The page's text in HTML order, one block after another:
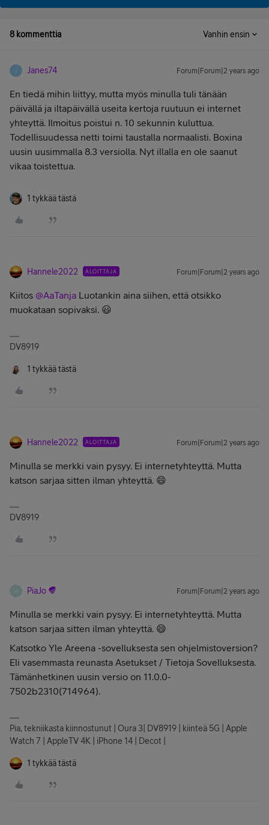
8 kommenttia Vanhin ensin
J Janes74 Forum|Forum|2 years ago
En tiedä mihin liittyy, mutta myös minulla tuli tänään
päivällä ja iltapäivällä useita kertoja ruutuun ei internet
yhteyttä. Ilmoitus poistui n. 10 sekunnin kuluttua.
Todellisuudessa netti toimi taustalla normaalisti. Boxina
uusin uusimmalla 8.3 versiolla. Nyt illalla en ole saanut
vikaa toistettua.
1 tykkää tästä
Hannele2022 ALOITTAJA Forum|Forum|2 years ago
Kiitos @AaTanja Luotankin aina siihen, että otsikko
muokataan sopivaksi. 😃
DV8919
1 tykkää tästä
Hannele2022 ALOITTAJA Forum|Forum|2 years ago
Minulla se merkki vain pysyy. Ei internetyhteyttä. Mutta
katson sarjaa sitten ilman yhteyttä. 😄
DV8919
PiaJo Forum|Forum|2 years ago
Minulla se merkki vain pysyy. Ei internetyhteyttä. Mutta
katson sarjaa sitten ilman yhteyttä. 😄
Katsotko Yle Areena -sovelluksesta sen ohjelmistoversion?
Eli vasemmasta reunasta Asetukset / Tietoja Sovelluksesta.
Tämänhetkinen uusin versio on 11.0.0-
7502b2310(714964).
Pia, tekniikasta kiinnostunut | Oura 3| DV8919 | kiinteä 5G | Apple
Watch 7 | AppleTV 4K | iPhone 14 | Decot |
1 tykkää tästä